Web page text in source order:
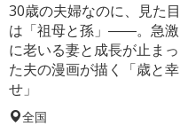
30歳の夫婦なのに、見た目
は「祖母と孫」――。急激
に老いる妻と成長が止まっ
た夫の漫画が描く「歳と幸
せ」
全国